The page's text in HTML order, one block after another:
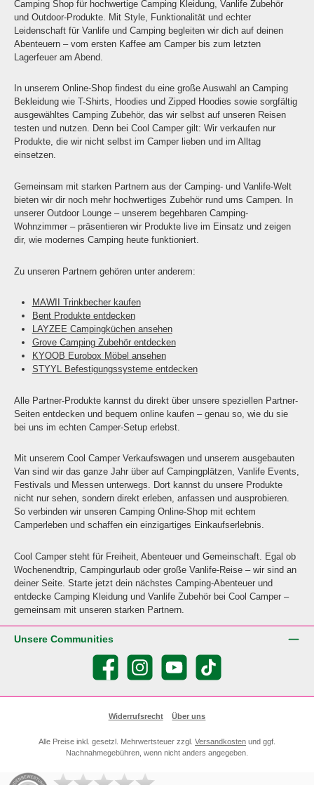
Camping Shop für hochwertige Camping Kleidung, Vanlife Zubehör
und Outdoor-Produkte. Mit Style, Funktionalität und echter
Leidenschaft für Vanlife und Camping begleiten wir dich auf deinen
Abenteuern – vom ersten Kaffee am Camper bis zum letzten
Lagerfeuer am Abend.
In unserem Online-Shop findest du eine große Auswahl an Camping
Bekleidung wie T-Shirts, Hoodies und Zipped Hoodies sowie sorgfältig
ausgewähltes Camping Zubehör, das wir selbst auf unseren Reisen
testen und nutzen. Denn bei Cool Camper gilt: Wir verkaufen nur
Produkte, die wir nicht selbst im Camper lieben und im Alltag
einsetzen.
Gemeinsam mit starken Partnern aus der Camping- und Vanlife-Welt
bieten wir dir noch mehr hochwertiges Zubehör rund ums Campen. In
unserer Outdoor Lounge – unserem begehbaren Camping-
Wohnzimmer – präsentieren wir Produkte live im Einsatz und zeigen
dir, wie modernes Camping heute funktioniert.
Zu unseren Partnern gehören unter anderem:
MAWII Trinkbecher kaufen
Bent Produkte entdecken
LAYZEE Campingküchen ansehen
Grove Camping Zubehör entdecken
KYOOB Eurobox Möbel ansehen
STYYL Befestigungssysteme entdecken
Alle Partner-Produkte kannst du direkt über unsere speziellen Partner-
Seiten entdecken und bequem online kaufen – genau so, wie du sie
bei uns im echten Camper-Setup erlebst.
Mit unserem Cool Camper Verkaufswagen und unserem ausgebauten
Van sind wir das ganze Jahr über auf Campingplätzen, Vanlife Events,
Festivals und Messen unterwegs. Dort kannst du unsere Produkte
nicht nur sehen, sondern direkt erleben, anfassen und ausprobieren.
So verbinden wir unseren Camping Online-Shop mit echtem
Camperleben und schaffen ein einzigartiges Einkaufserlebnis.
Cool Camper steht für Freiheit, Abenteuer und Gemeinschaft. Egal ob
Wochenendtrip, Campingurlaub oder große Vanlife-Reise – wir sind an
deiner Seite. Starte jetzt dein nächstes Camping-Abenteuer und
entdecke Camping Kleidung und Vanlife Zubehör bei Cool Camper –
gemeinsam mit unseren starken Partnern.
Unsere Communities
Facebook Instagram YouTube TikTok
Widerrufsrecht Über uns
Alle Preise inkl. gesetzl. Mehrwertsteuer zzgl. Versandkosten und ggf.
Nachnahmegebühren, wenn nicht anders angegeben.